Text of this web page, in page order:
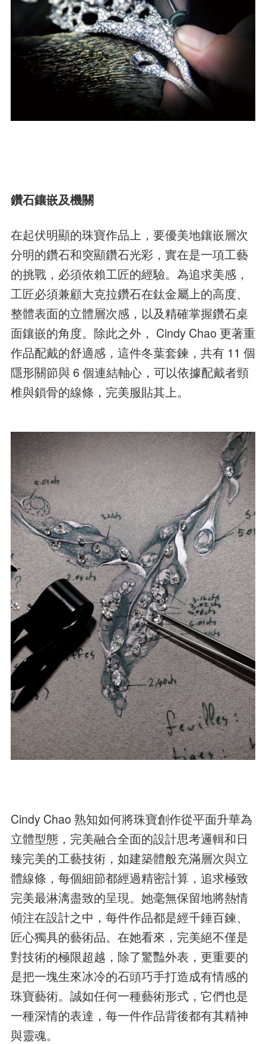
鑽石鑲嵌及機關
在起伏明顯的珠寶作品上，要優美地鑲嵌層次
分明的鑽石和突顯鑽石光彩，實在是一項工藝
的挑戰，必須依賴工匠的經驗。為追求美感，
工匠必須兼顧大克拉鑽石在鈦金屬上的高度、
整體表面的立體層次感，以及精確掌握鑽石桌
面鑲嵌的角度。除此之外， Cindy Chao 更著重
作品配戴的舒適感，這件冬葉套鍊，共有 11 個
隱形關節與 6 個連結軸心，可以依據配戴者頸
椎與鎖骨的線條，完美服貼其上。
Cindy Chao 熟知如何將珠寶創作從平面升華為
立體型態，完美融合全面的設計思考邏輯和日
臻完美的工藝技術，如建築體般充滿層次與立
體線條，每個細節都經過精密計算，追求極致
完美最淋漓盡致的呈現。她毫無保留地將熱情
傾注在設計之中，每件作品都是經千錘百鍊、
匠心獨具的藝術品。在她看來，完美絕不僅是
對技術的極限超越，除了驚豔外表，更重要的
是把一塊生來冰冷的石頭巧手打造成有情感的
珠寶藝術。誠如任何一種藝術形式，它們也是
一種深情的表達，每一件作品背後都有其精神
與靈魂。